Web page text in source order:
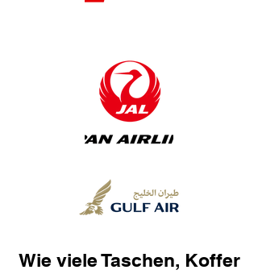
Wie viele Taschen, Koffer